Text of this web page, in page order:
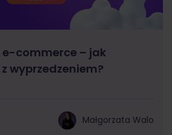
e-commerce – jak
wyprzedzeniem?
Małgorzata Walo